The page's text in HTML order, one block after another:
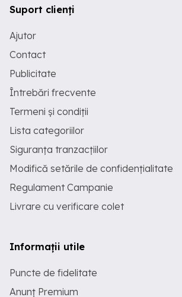
Suport clienți
Ajutor
Contact
Publicitate
Întrebări frecvente
Termeni și condiții
Lista categoriilor
Siguranța tranzacțiilor
Modifică setările de confidențialitate
Regulament Campanie
Livrare cu verificare colet
Informații utile
Puncte de fidelitate
Anunț Premium